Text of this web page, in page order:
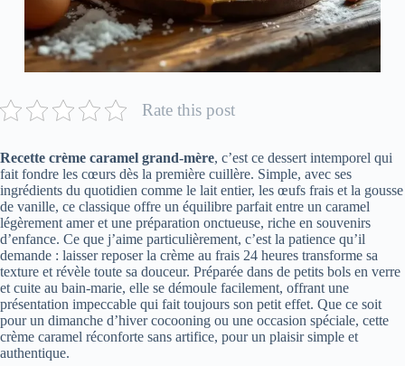
Rate this post
Recette crème caramel grand-mère, c’est ce dessert intemporel qui
fait fondre les cœurs dès la première cuillère. Simple, avec ses
ingrédients du quotidien comme le lait entier, les œufs frais et la gousse
de vanille, ce classique offre un équilibre parfait entre un caramel
légèrement amer et une préparation onctueuse, riche en souvenirs
d’enfance. Ce que j’aime particulièrement, c’est la patience qu’il
demande : laisser reposer la crème au frais 24 heures transforme sa
texture et révèle toute sa douceur. Préparée dans de petits bols en verre
et cuite au bain-marie, elle se démoule facilement, offrant une
présentation impeccable qui fait toujours son petit effet. Que ce soit
pour un dimanche d’hiver cocooning ou une occasion spéciale, cette
crème caramel réconforte sans artifice, pour un plaisir simple et
authentique.